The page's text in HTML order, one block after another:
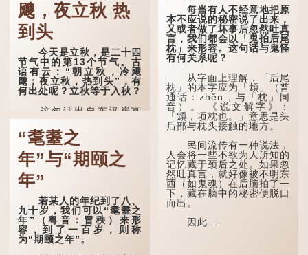
飕，夜立秋 热
到头
今天是立秋，是二十四
节气中的第13个节气。古
语有云：“朝立秋，冷飕
飕；夜立秋，热到头”，有
何出处呢？立秋等于入秋？
这句话出自东汉崔寔
《四民月令》：“朝立秋，
冷飕飕；夜立秋，热到
头”。到了清代，顾禄在
《清嘉录》里记录苏州风俗
时，也引用了这句谚语。不
过当地百姓的口头说法
是“朝立秋，渹飕飕；夜立
秋，热吽吽”。虽然用字略
有不同，但意思完全一致。
那么，这句话到底准不
准呢？它反映了古人的一种
朴素观察：如果立秋的精
确...
“耄耋之
年”与“期颐之
年”
若某人的年纪到了八、
九十岁，我们可以“耄耋之
年”（粤音：冒秩）来形
容，到了一百岁，则称
为“期颐之年”。
每当有人不经意地把原
本不应说的秘密说了出来，
又或者做了坏事后忽然吐真
言，我们都会以「鬼拍后尾
枕」来形容。这句话与鬼怪
有何关系呢？
从字面上理解，「后尾
枕」的本字应为「䪴」（普
通话：zhěn，与「枕」同
音）。 《说文解字》：
「䪴，项枕也。」意思是头
后部与枕头接触的地方。
民间流传有一种说法，
人会将一些不欲为人所知的
记忆藏于颈后之处。如果忽
然吐真言，就好像被不明东
西（如鬼魂）在后脑拍了一
下，藏在脑中的秘密便脱口
而出。
因此...